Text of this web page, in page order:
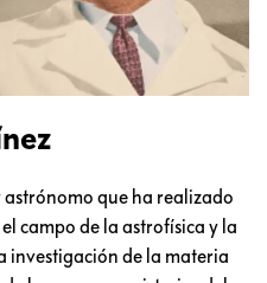
astrónomo que ha realizado
campo de la astrofísica y la
investigación de la materia